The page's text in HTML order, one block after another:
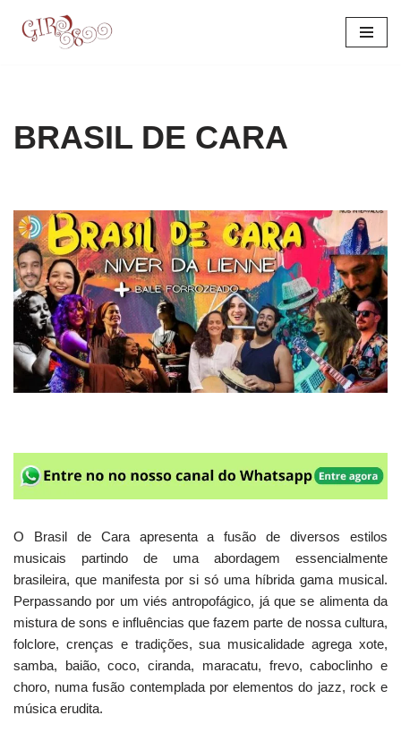
BRASIL DE CARA
O Brasil de Cara apresenta a fusão de diversos estilos
musicais partindo de uma abordagem essencialmente
brasileira, que manifesta por si só uma híbrida gama musical.
Perpassando por um viés antropofágico, já que se alimenta da
mistura de sons e influências que fazem parte de nossa cultura,
folclore, crenças e tradições, sua musicalidade agrega xote,
samba, baião, coco, ciranda, maracatu, frevo, caboclinho e
choro, numa fusão contemplada por elementos do jazz, rock e
música erudita.